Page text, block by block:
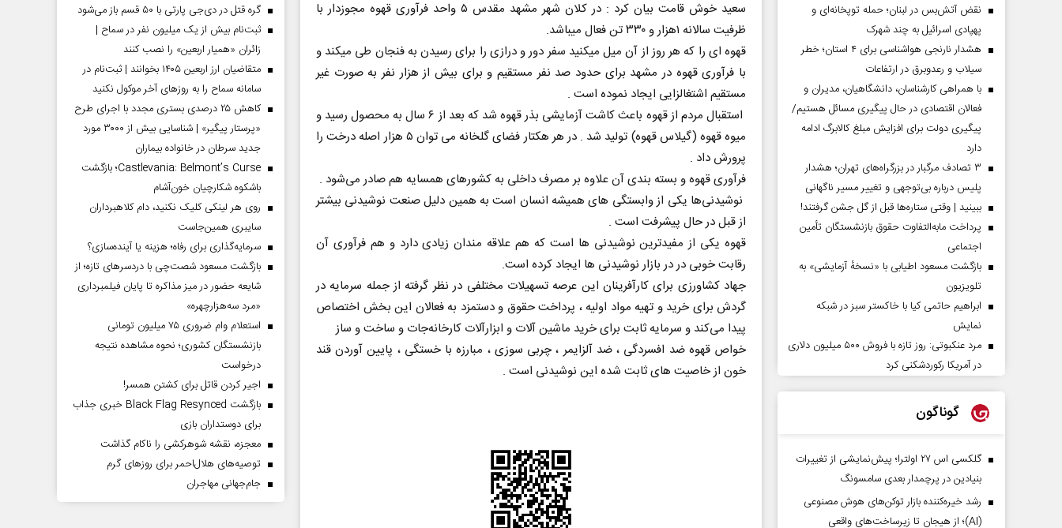
سعید خوش قامت بیان کرد : در کلان شهر مشهد مقدس ۵ واحد فرآوری قهوه مجوزدار با
ظرفیت سالانه ۱هزار و ۳۳۰ تن فعال میباشد.
قهوه ای را که هر روز از آن میل میکنید سفر دور و درازی را برای رسیدن به فنجان طی میکند و
با فرآوری قهوه در مشهد برای حدود صد نفر مستقیم و برای بیش از هزار نفر به صورت غیر
مستقیم اشتغالزایی ایجاد نموده است .
استقبال مردم از قهوه باعث کاشت آزمایشی بذر قهوه شد که بعد از ۶ سال به محصول رسید و
میوه قهوه (گیلاس قهوه) تولید شد . در هر هکتار فضای گلخانه می توان ۵ هزار اصله درخت را
پرورش داد .
فرآوری قهوه و بسته بندی آن علاوه بر مصرف داخلی به کشورهای همسایه هم صادر می‌شود .
نوشیدنی‌ها یکی از وابستگی های همیشه انسان است به همین دلیل صنعت نوشیدنی بیشتر
از قبل در حال پیشرفت است .
قهوه یکی از مفیدترین نوشیدنی ها است که هم علاقه مندان زیادی دارد و هم فرآوری آن
رقابت خوبی در در بازار نوشیدنی ها ایجاد کرده است.
جهاد کشاورزی برای کارآفرینان این عرصه تسهیلات مختلفی در نظر گرفته از جمله سرمایه در
گردش برای خرید و تهیه مواد اولیه ، پرداخت حقوق و دستمزد به فعالان این بخش اختصاص
پیدا می‌کند و سرمایه ثابت برای خرید ماشین آلات و ابزارآلات کارخانه‌جات و ساخت و ساز
خواص قهوه ضد افسردگی ، ضد آلزایمر ، چربی سوزی ، مبارزه با خستگی ، پایین آوردن قند
خون از خاصیت های ثابت شده این نوشیدنی است .
نقض آتش‌بس در لبنان؛ حمله توپخانه‌ای و
پهپادی اسرائیل به چند شهرک
هشدار نارنجی هواشناسی برای ۴ استان؛ خطر
سیلاب و رعدوبرق در ارتفاعات
با همراهی کارشناسان، دانشگاهیان، مدیران و
فعالان اقتصادی در حال پیگیری مسائل هستیم/
پیگیری دولت برای افزایش مبلغ کالابرگ ادامه
دارد
۳ تصادف مرگبار در بزرگراه‌های تهران؛ هشدار
پلیس درباره بی‌توجهی و تغییر مسیر ناگهانی
ببینید | وقتی ستاره‌ها قبل از گل جشن گرفتند!
پرداخت مابه‌التفاوت حقوق بازنشستگان تأمین
اجتماعی
بازگشت مسعود اطیابی با «نسخهٔ آزمایشی» به
تلویزیون
ابراهیم حاتمی کیا با خاکستر سبز در شبکه
نمایش
مرد عنکبوتی: روز تازه با فروش ۵۰۰ میلیون دلاری
در آمریکا رکوردشکنی کرد
گوناگون
گلکسی اس ۲۷ اولترا؛ پیش‌نمایشی از تغییرات
بنیادین در پرچمدار بعدی سامسونگ
رشد خیره‌کننده بازار توکن‌های هوش مصنوعی
(AI)؛ از هیجان تا زیرساخت‌های واقعی
گره قتل در دی‌جی پارتی با ۵۰ قسم باز می‌شود
ثبت‌نام بیش از یک میلیون نفر در سماح |
زائران «همیار اربعین» را نصب کنند
متقاضیان ارز اربعین ۱۴۰۵ بخوانند | ثبت‌نام در
سامانه سماح را به روز‌های آخر موکول نکنید
کاهش ۲۵ درصدی بستری مجدد با اجرای طرح
«پرستار پیگیر» | شناسایی بیش از ۳۰۰۰ مورد
جدید سرطان در خانواده بیماران
Castlevania: Belmont’s Curse؛ بازگشت
باشکوه شکارچیان خون‌آشام
روی هر لینکی کلیک نکنید، دام کلاهبرداران
سایبری همین‌جاست
سرمایه‌گذاری برای رفاه؛ هزینه یا آینده‌سازی؟
بازگشت مسعود شصت‌چی با دردسر‌های تازه؛ از
شایعه حضور در میز مذاکره تا پایان فیلمبرداری
«مرد سه‌هزارچهره»
استعلام وام ضروری ۷۵ میلیون تومانی
بازنشستگان کشوری؛ نحوه مشاهده نتیجه
درخواست
اجیر کردن قاتل برای کشتن همسر!
بازگشت Black Flag Resynced خبری جذاب
برای دوستداران بازی
معجزه، نقشه شوهرکشی را ناکام گذاشت
توصیه‌های هلال‌احمر برای روز‌های گرم
جام‌جهانی مهاجران